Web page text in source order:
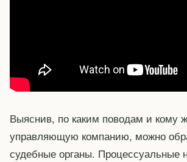
Выяснив, по каким поводам и кому
управляющую компанию, можно
судебные органы. Процессуальные